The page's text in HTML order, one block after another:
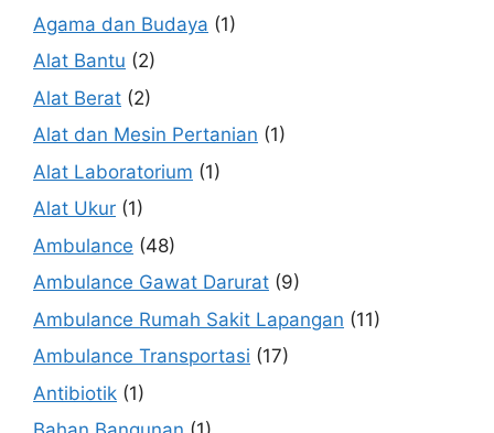
Agama dan Budaya (1)
Alat Bantu (2)
Alat Berat (2)
Alat dan Mesin Pertanian (1)
Alat Laboratorium (1)
Alat Ukur (1)
Ambulance (48)
Ambulance Gawat Darurat (9)
Ambulance Rumah Sakit Lapangan (11)
Ambulance Transportasi (17)
Antibiotik (1)